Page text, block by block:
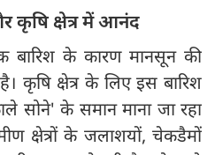
कृषि क्षेत्र में आनंद
बारिश के कारण मानसून की
कृषि क्षेत्र के लिए इस बारिश
सोने' के समान माना जा रहा
क्षेत्रों के जलाशयों, चेकडैमों